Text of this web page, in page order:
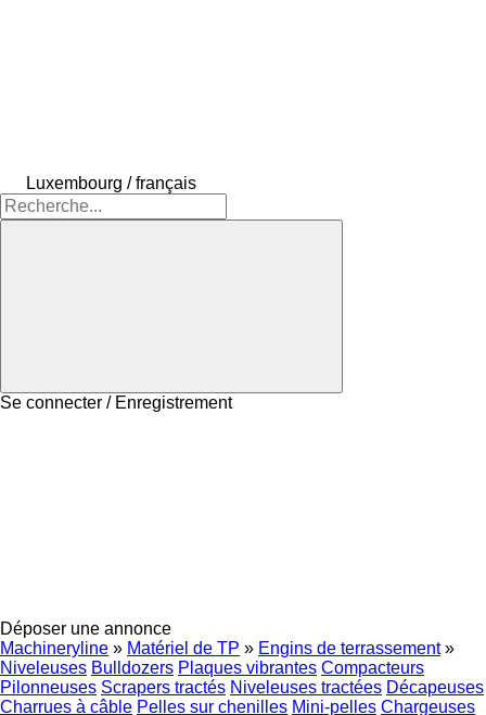
Luxembourg / français
Se connecter / Enregistrement
Déposer une annonce
Machineryline » Matériel de TP » Engins de terrassement »
Niveleuses Bulldozers Plaques vibrantes Compacteurs
Pilonneuses Scrapers tractés Niveleuses tractées Décapeuses
Charrues à câble Pelles sur chenilles Mini-pelles Chargeuses